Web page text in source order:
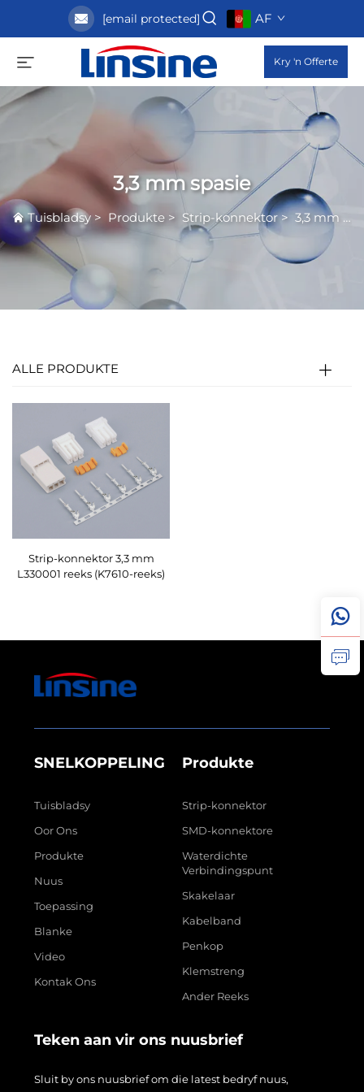
[email protected] AF
Kry 'n Offerte
3,3 mm spasie
Tuisbladsy > Produkte > Strip-konnektor> 3,3 mm spasie
ALLE PRODUKTE
Strip-konnektor 3,3 mm
L330001 reeks (K7610-reeks)
SNELKOPPELING
Tuisbladsy
Oor Ons
Produkte
Nuus
Toepassing
Blanke
Video
Kontak Ons
Produkte
Strip-konnektor
SMD-konnektore
Waterdichte
Verbindingspunt
Skakelaar
Kabelband
Penkop
Klemstreng
Ander Reeks
Teken aan vir ons nuusbrief
Sluit by ons nuusbrief om die latest bedryf nuus,